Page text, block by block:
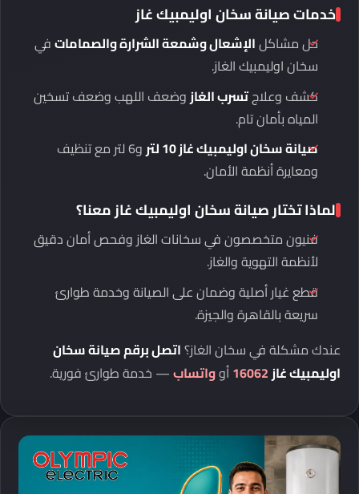
خدمات صيانة سخان اوليمبيك غاز
حل مشاكلالإشعال وشمعة الشرارة والصماماتفي
سخان اوليمبيك الغاز.
كشف وعلاجتسرب الغاز وضعف اللهب وضعف تسخين
المياه بأمان تام.
صيانة سخان اوليمبيك غاز 10 لتر
و6 لتر مع تنظيف
ومعايرة أنظمة الأمان.
لماذا تختار صيانة سخان اوليمبيك غاز معنا؟
فنيون متخصصون في سخانات الغاز وفحص أمان دقيق
لأنظمة التهوية والغاز.
قطع غيار أصلية وضمان على الصيانة وخدمة طوارئ
سريعة بالقاهرة والجيزة.
عندك مشكلة في سخان الغاز؟اتصل برقم صيانة سخان
اوليمبيك غاز 16062أوواتساب— خدمة طوارئ فورية.